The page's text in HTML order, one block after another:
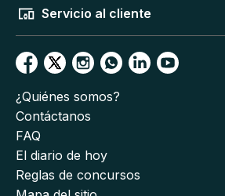
Servicio al cliente
¿Quiénes somos?
Contáctanos
FAQ
El diario de hoy
Reglas de concursos